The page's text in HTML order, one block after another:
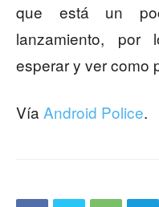
que está un
lanzamiento,
esperar y ver como
Vía Android Police.